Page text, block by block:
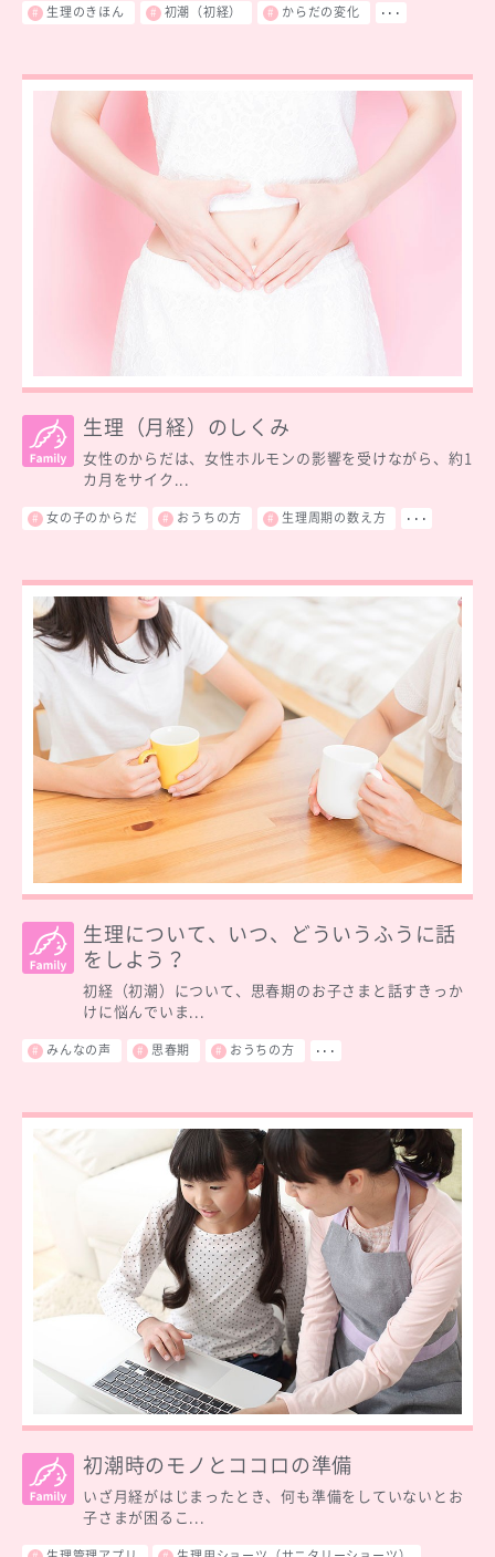
生理のきほん 初潮（初経） からだの変化 ･･･
生理（月経）のしくみ
女性のからだは、女性ホルモンの影響を受けながら、約1
カ月をサイク...
女の子のからだ おうちの方 生理周期の数え方 ･･･
生理について、いつ、どういうふうに話
をしよう？
初経（初潮）について、思春期のお子さまと話すきっか
けに悩んでいま...
みんなの声 思春期 おうちの方 ･･･
初潮時のモノとココロの準備
いざ月経がはじまったとき、何も準備をしていないとお
子さまが困るこ...